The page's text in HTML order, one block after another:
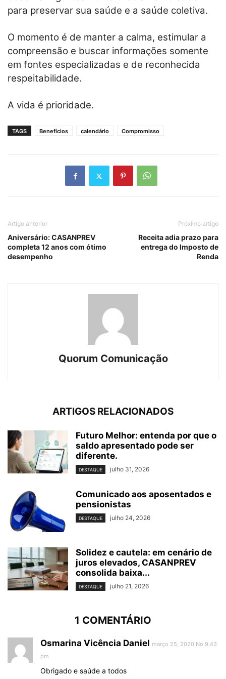
para preservar sua saúde e a saúde coletiva.
O momento é de manter a calma, estimular a
compreensão e buscar informações somente
em fontes especializadas e de reconhecida
respeitabilidade.
A vida é prioridade.
TAGS Benefícios calendário Compromisso
Artigo anterior
Aniversário: CASANPREV
completa 12 anos com ótimo
desempenho
Próximo artigo
Receita adia prazo para
entrega do Imposto de
Renda
Quorum Comunicação
ARTIGOS RELACIONADOS
Futuro Melhor: entenda por que o
saldo apresentado pode ser
diferente.
DESTAQUE julho 31, 2026
Comunicado aos aposentados e
pensionistas
DESTAQUE julho 24, 2026
Solidez e cautela: em cenário de
juros elevados, CASANPREV
consolida baixa...
DESTAQUE julho 21, 2026
1 COMENTÁRIO
Osmarina Vicência Daniel março 25, 2020 No 9:43
pm
Obrigado e saúde a todos